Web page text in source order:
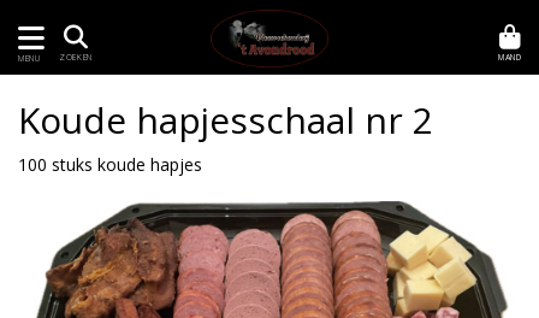
MENU ZOEKEN MAND
Koude hapjesschaal nr 2
100 stuks koude hapjes